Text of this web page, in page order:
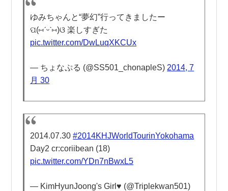
ゆみちゃんと“夢幻”行ってきましたー
ପ(⑅ˊᵕˋ⑅)ଓ 楽しすぎた
pic.twitter.com/DwLuqXKCUx
— ちょなぷる (@SS501_chonapleS) 2014, 7
月 30
2014.07.30#2014KHJWorldTourinYokohama
Day2 cr:coriibean (18)
pic.twitter.com/YDn7nBwxL5
— KimHyunJoong's Girl♥ (@Triplekwan501)